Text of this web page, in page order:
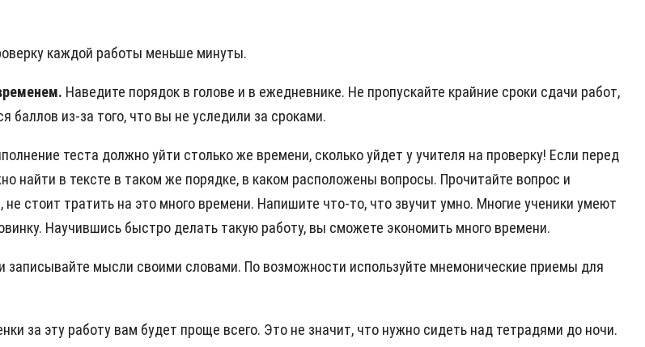
каждой работы меньше минуты.
Наведите порядок в голове и в ежедневнике. Не пропускайте крайние сроки сдачи работ,
баллов из-за того, что вы не уследили за сроками.
теста должно уйти столько же времени, сколько уйдет у учителя на проверку! Если перед
найти в тексте в таком же порядке, в каком расположены вопросы. Прочитайте вопрос и
стоит тратить на это много времени. Напишите что-то, что звучит умно. Многие ученики умеют
Научившись быстро делать такую работу, вы сможете экономить много времени.
записывайте мысли своими словами. По возможности используйте мнемонические приемы для
за эту работу вам будет проще всего. Это не значит, что нужно сидеть над тетрадями до ночи.